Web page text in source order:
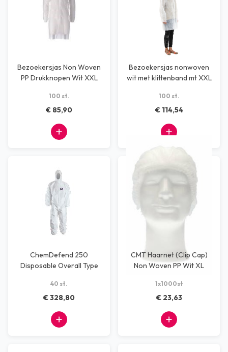
Bezoekersjas Non Woven
PP Drukknopen Wit XXL
100 st.
€ 85,90
Bezoekersjas nonwoven
wit met klittenband mt XXL
100 st.
€ 114,54
ChemDefend 250
Disposable Overall Type
40 st.
€ 328,80
CMT Haarnet (Clip Cap)
Non Woven PP Wit XL
1x1000st
€ 23,63